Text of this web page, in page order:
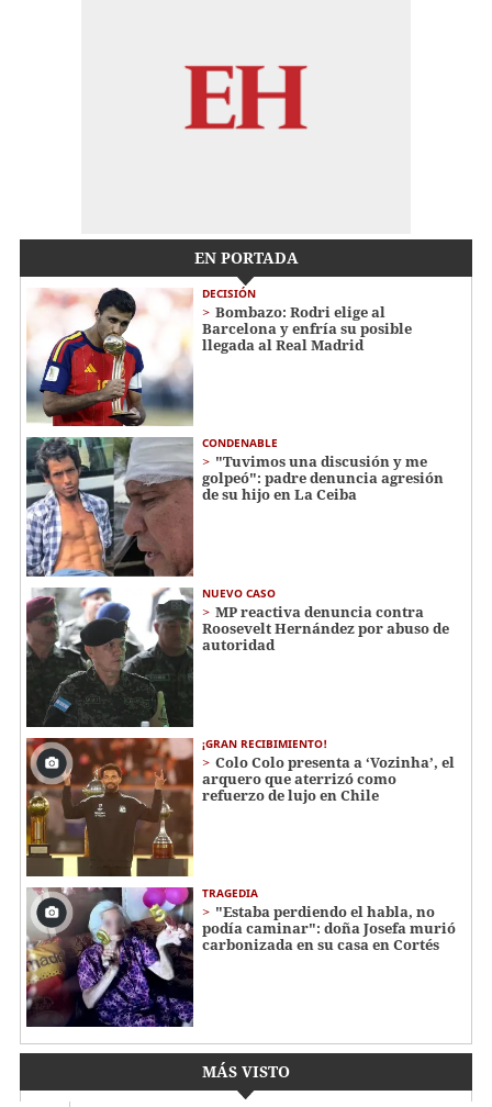
EN PORTADA
DECISIÓN
Bombazo: Rodri elige al
Barcelona y enfría su posible
llegada al Real Madrid
CONDENABLE
"Tuvimos una discusión y me
golpeó": padre denuncia agresión
de su hijo en La Ceiba
NUEVO CASO
MP reactiva denuncia contra
Roosevelt Hernández por abuso de
autoridad
¡GRAN RECIBIMIENTO!
Colo Colo presenta a ‘Vozinha’, el
arquero que aterrizó como
refuerzo de lujo en Chile
TRAGEDIA
"Estaba perdiendo el habla, no
podía caminar": doña Josefa murió
carbonizada en su casa en Cortés
MÁS VISTO